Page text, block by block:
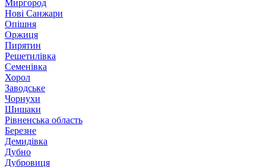
Миргород
Нові Санжари
Опішня
Оржиця
Пирятин
Решетилівка
Семенівка
Хорол
Заводське
Чорнухи
Шишаки
Рівненська область
Березне
Демидівка
Дубно
Дубровиця